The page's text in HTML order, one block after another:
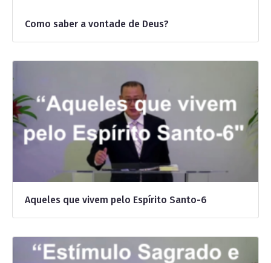
Como saber a vontade de Deus?
Aqueles que vivem pelo Espírito Santo-6